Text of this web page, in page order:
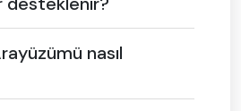
nasıl